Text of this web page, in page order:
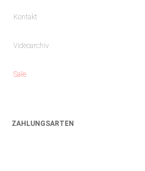
Kontakt
Videoarchiv
Sale
ZAHLUNGSARTEN